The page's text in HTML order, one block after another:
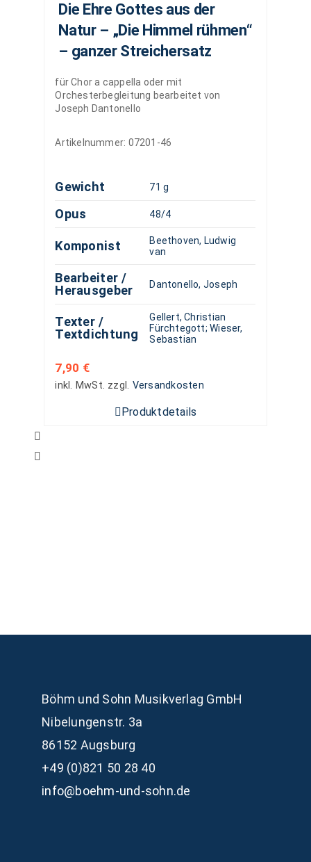
Die Ehre Gottes aus der
Natur – „Die Himmel rühmen“
– ganzer Streichersatz
für Chor a cappella oder mit
Orchesterbegleitung bearbeitet von
Joseph Dantonello
Artikelnummer: 07201-46
Gewicht 71 g
Opus 48/4
Komponist
Beethoven, Ludwig
van
Bearbeiter /
Herausgeber
Dantonello, Joseph
Texter /
Textdichtung
Gellert, Christian
Fürchtegott;Wieser,
Sebastian
7,90 €
inkl. MwSt. zzgl. Versandkosten
Produktdetails
Böhm und Sohn Musikverlag GmbH
Nibelungenstr. 3a
86152 Augsburg
+49 (0)821 50 28 40
info@boehm-und-sohn.de